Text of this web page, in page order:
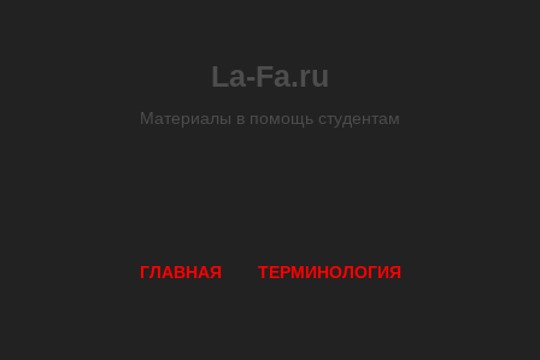
La-Fa.ru
Материалы в помощь студентам
ГЛАВНАЯ ТЕРМИНОЛОГИЯ